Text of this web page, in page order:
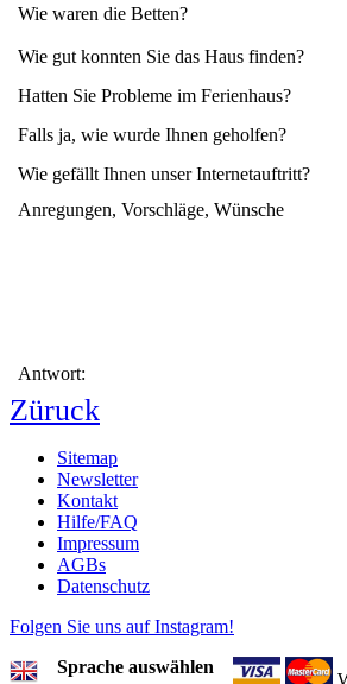
Wie waren die Betten?
Wie gut konnten Sie das Haus finden?
Hatten Sie Probleme im Ferienhaus?
Falls ja, wie wurde Ihnen geholfen?
Wie gefällt Ihnen unser Internetauftritt?
Anregungen, Vorschläge, Wünsche
Antwort:
Züruck
Sitemap
Newsletter
Kontakt
Hilfe/FAQ
Impressum
AGBs
Datenschutz
Folgen Sie uns auf Instagram!
Sprache auswählen